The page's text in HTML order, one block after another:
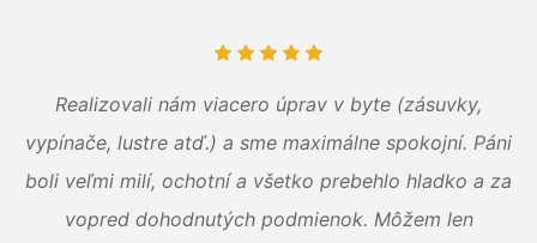
Realizovali nám viacero úprav v byte (zásuvky,
vypínače, lustre atď.) a sme maximálne spokojní. Páni
boli veľmi milí, ochotní a všetko prebehlo hladko a za
vopred dohodnutých podmienok. Môžem len